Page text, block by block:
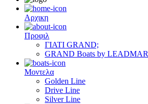
Αρχικη
Προφιλ
ΓΙΑΤΙ GRAND;
GRAND Boats by LEADMAR
Μοντελα
Golden Line
Drive Line
Silver Line